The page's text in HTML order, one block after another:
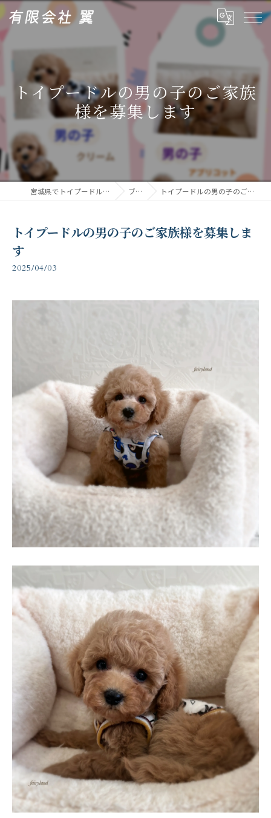
トイプードルの男の子のご家族
様を募集します
宮城県でトイプードルなら有限会社翼 ブログ トイプードルの男の子のご家族様を募集します
トイプードルの男の子のご家族様を募集しま
す
2025/04/03